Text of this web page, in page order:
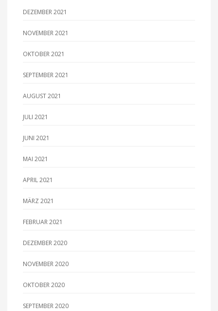
DEZEMBER 2021
NOVEMBER 2021
OKTOBER 2021
SEPTEMBER 2021
AUGUST 2021
JULI 2021
JUNI 2021
MAI 2021
APRIL 2021
MÄRZ 2021
FEBRUAR 2021
DEZEMBER 2020
NOVEMBER 2020
OKTOBER 2020
SEPTEMBER 2020